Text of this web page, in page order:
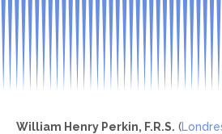
William Henry Perkin, F.R.S. (